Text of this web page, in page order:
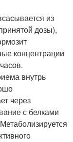
из
дозы),
концентрации
внутрь
через
с белками